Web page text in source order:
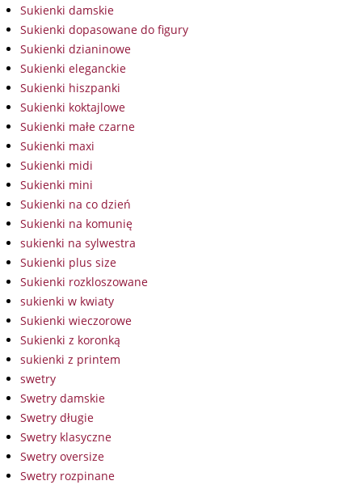
Sukienki damskie
Sukienki dopasowane do figury
Sukienki dzianinowe
Sukienki eleganckie
Sukienki hiszpanki
Sukienki koktajlowe
Sukienki małe czarne
Sukienki maxi
Sukienki midi
Sukienki mini
Sukienki na co dzień
Sukienki na komunię
sukienki na sylwestra
Sukienki plus size
Sukienki rozkloszowane
sukienki w kwiaty
Sukienki wieczorowe
Sukienki z koronką
sukienki z printem
swetry
Swetry damskie
Swetry długie
Swetry klasyczne
Swetry oversize
Swetry rozpinane